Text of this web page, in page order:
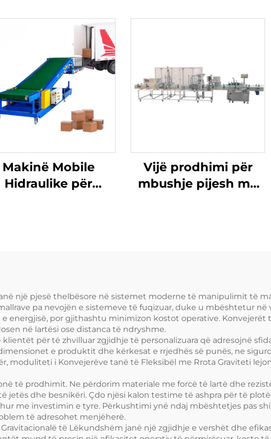
Makinë Mobile
Hidraulike për
Vijë prodhimi për
mbushje pijesh me
një pjesë thelbësore në sistemet moderne të manipulimit të
pa nevojën e sistemeve të fuqizuar, duke u mbështetur në
energjisë, por gjithashtu minimizon kostot operative. Konvejerët
në lartësi ose distanca të ndryshme.
për të zhvilluar zgjidhje të personalizuara që adresojnë
e produktit dhe kërkesat e rrjedhës së punës, ne
moduliteti i Konvejerëve tanë të Fleksibël me Rrota Graviteti
të prodhimit. Ne përdorim materiale me forcë të lartë dhe
jetës dhe besnikëri. Çdo njësi kalon testime të ashpra për të
me investimin e tyre. Përkushtimi ynë ndaj mbështetjes pas
të adresohet menjëherë.
të Lëkundshëm janë një zgjidhje e vershët dhe